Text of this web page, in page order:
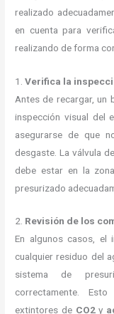
realizado
en cuenta para
realizando de forma
1.Verifica la
Antes de recargar, un
inspección visual del
asegurarse de que
desgaste. La válvula
debe estar en la
presurizado
2. Revisión de los
En algunos casos, el
cualquier residuo del
sistema de
correctamente.
extintores de CO2y